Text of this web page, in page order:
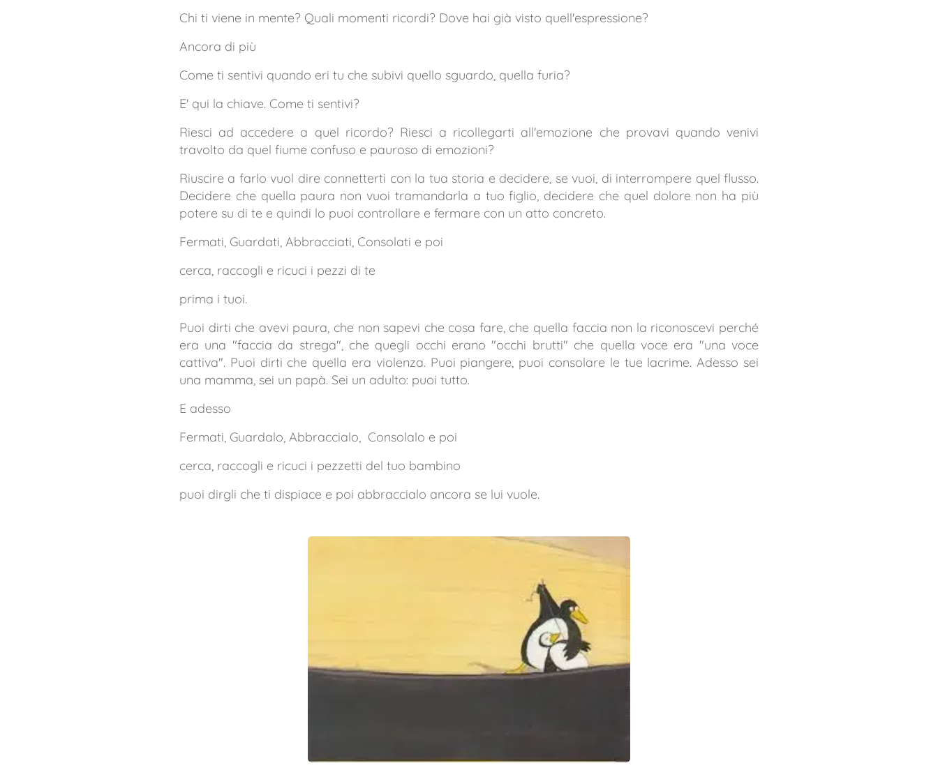
Chi ti viene in mente? Quali momenti ricordi? Dove hai già visto quell'espressione?
Ancora di più
Come ti sentivi quando eri tu che subivi quello sguardo, quella furia?
E' qui la chiave. Come ti sentivi?
Riesci ad accedere a quel ricordo? Riesci a ricollegarti all'emozione che provavi quando venivi
travolto da quel fiume confuso e pauroso di emozioni?
Riuscire a farlo vuol dire connetterti con la tua storia e decidere, se vuoi, di interrompere quel flusso.
Decidere che quella paura non vuoi tramandarla a tuo figlio, decidere che quel dolore non ha più
potere su di te e quindi lo puoi controllare e fermare con un atto concreto.
Fermati, Guardati, Abbracciati, Consolati e poi
cerca, raccogli e ricuci i pezzi di te
prima i tuoi.
Puoi dirti che avevi paura, che non sapevi che cosa fare, che quella faccia non la riconoscevi perché
era una "faccia da strega", che quegli occhi erano "occhi brutti" che quella voce era "una voce
cattiva". Puoi dirti che quella era violenza. Puoi piangere, puoi consolare le tue lacrime. Adesso sei
una mamma, sei un papà. Sei un adulto: puoi tutto.
E adesso
Fermati, Guardalo, Abbraccialo, Consolalo e poi
cerca, raccogli e ricuci i pezzetti del tuo bambino
puoi dirgli che ti dispiace e poi abbraccialo ancora se lui vuole.